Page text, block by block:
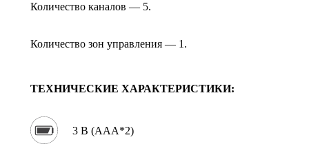
Количество каналов — 5.
Количество зон управления — 1.
ТЕХНИЧЕСКИЕ ХАРАКТЕРИСТИКИ:
3 В (AAA*2)